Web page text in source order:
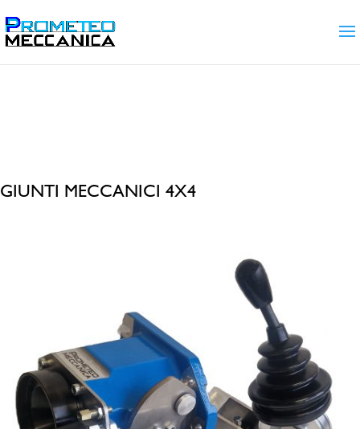
GIUNTI MECCANICI 4X4